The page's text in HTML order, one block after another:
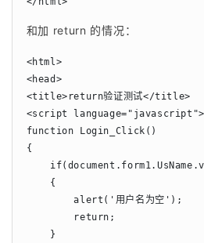
和加 return 的情况：
<html>
<head>
<title>return验证测试</title>
<script language="javascript">
function Login_Click()
{
    {
        alert('用户名为空');
        return;
    }